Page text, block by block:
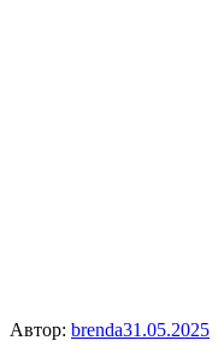
Автор: brenda31.05.2025